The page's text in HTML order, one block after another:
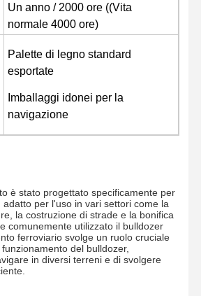
cingolo
Un anno / 2000 ore ((Vita
normale 4000 ore)
Palette di legno standard
esportate
Imballaggi idonei per la
navigazione
è stato progettato specificamente per
adatto per l'uso in vari settori come la
la costruzione di strade e la bonifica
comunemente utilizzato il bulldozer
ferroviario svolge un ruolo cruciale
del bulldozer,
in diversi terreni e di svolgere